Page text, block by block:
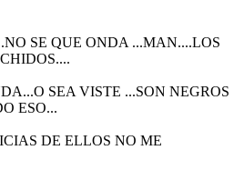
SE QUE ONDA ...MAN....LOS
SEA VISTE ...SON NEGROS
ESO...
DE ELLOS NO ME